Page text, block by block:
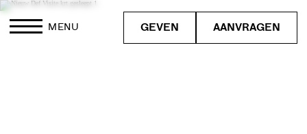
GEVEN AANVRAGEN
MENU